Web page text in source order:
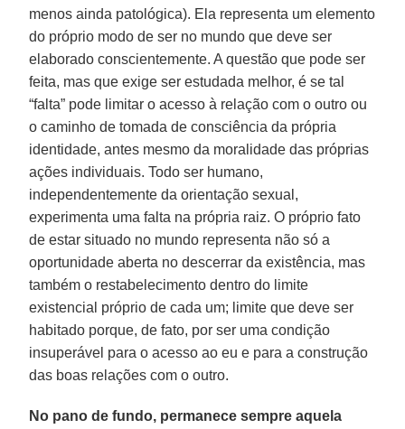
menos ainda patológica). Ela representa um elemento
do próprio modo de ser no mundo que deve ser
elaborado conscientemente. A questão que pode ser
feita, mas que exige ser estudada melhor, é se tal
“falta” pode limitar o acesso à relação com o outro ou
o caminho de tomada de consciência da própria
identidade, antes mesmo da moralidade das próprias
ações individuais. Todo ser humano,
independentemente da orientação sexual,
experimenta uma falta na própria raiz. O próprio fato
de estar situado no mundo representa não só a
oportunidade aberta no descerrar da existência, mas
também o restabelecimento dentro do limite
existencial próprio de cada um; limite que deve ser
habitado porque, de fato, por ser uma condição
insuperável para o acesso ao eu e para a construção
das boas relações com o outro.
No pano de fundo, permanece sempre aquela